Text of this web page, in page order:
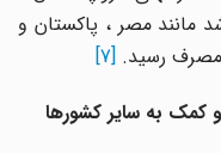
مصر ، پاکستان و
رسید.[7]
کمک به سایر کشورها